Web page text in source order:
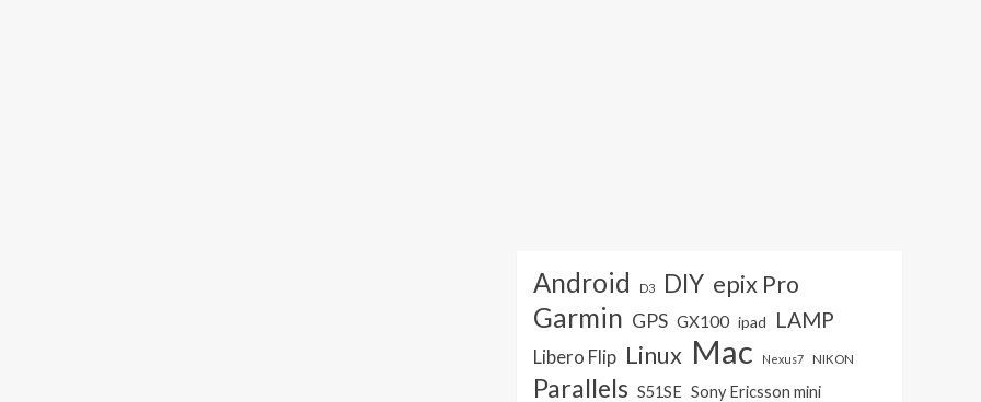
Android D3 DIY epix Pro
Garmin GPS GX100 ipad LAMP
Libero Flip Linux Mac Nexus7 NIKON
Parallels S51SE Sony Ericsson mini